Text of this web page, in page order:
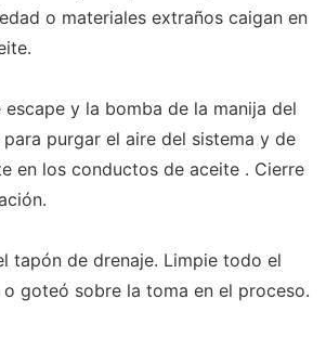
o materiales extraños caigan en
y la bomba de la manija del
purgar el aire del sistema y de
en los conductos de aceite . Cierre
tapón de drenaje. Limpie todo el
goteó sobre la toma en el proceso.